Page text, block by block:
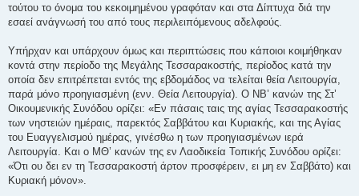
τούτου το όνομα του κεκοιμημένου γραφόταν και στα Δίπτυχα διά την
εσαεί ανάγνωσή του από τους περιλειπόμενους αδελφούς.
Υπήρχαν και υπάρχουν όμως και περιπτώσεις που κάποιοι κοιμήθηκαν
κοντά στην περίοδο της Μεγάλης Τεσσαρακοστής, περίοδος κατά την
οποία δεν επιτρέπεται εντός της εβδομάδος να τελείται θεία Λειτουργία,
παρά μόνο προηγιασμένη (ενν. Θεία Λειτουργία). Ο ΝΒ’ κανών της Στ’
Οικουμενικής Συνόδου ορίζει: «Εν πάσαις ταις της αγίας Τεσσαρακοστής
των νηστειών ημέραις, παρεκτός Σαββάτου και Κυριακής, και της Αγίας
του Ευαγγελισμού ημέρας, γινέσθω η των προηγιασμένων ιερά
Λειτουργία. Και ο ΜΘ’ κανών της εν Λαοδικεία Τοπικής Συνόδου ορίζει:
«Ότι ου δει εν τη Τεσσαρακοστή άρτον προσφέρειν, ει μη εν Σαββάτο) και
Κυριακή μόνον».